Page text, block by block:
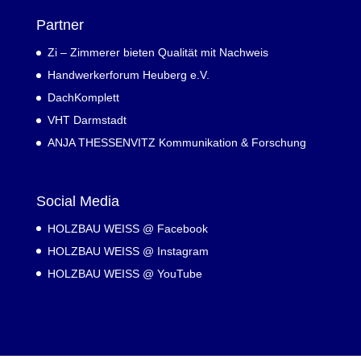
Partner
Zi – Zimmerer bieten Qualität mit Nachweis
Handwerkerforum Heuberg e.V.
DachKomplett
VHT Darmstadt
ANJA THESSENVITZ Kommunikation & Forschung
Social Media
HOLZBAU WEISS @ Facebook
HOLZBAU WEISS @ Instagram
HOLZBAU WEISS @ YouTube